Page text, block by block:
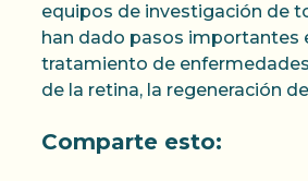
equipos de investigación de
han dado pasos importantes
tratamiento de
de la retina, la regeneración
Comparte esto: